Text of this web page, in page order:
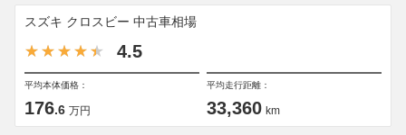
スズキ クロスビー 中古車相場
4.5
平均本体価格：
176.6 万円
平均走行距離：
33,360 km